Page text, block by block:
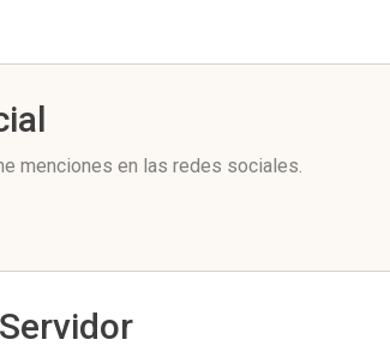
menciones en las redes sociales.